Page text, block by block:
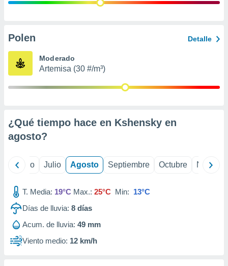
e
publicidad
Polen Detalle
Moderado
Artemisa (30 #/m³)
¿Qué tiempo hace en Kshensky en
agosto?
Junio Julio Agosto Septiembre Octubre
T. Media: 19°C Max.: 25°C Min: 13°C
Días de lluvia: 8 días
Acum. de lluvia: 49 mm
Viento medio: 12 km/h